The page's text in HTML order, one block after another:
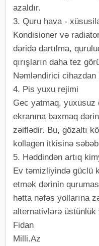
azaldır.
3. Quru hava -
Kondisioner və
dəridə dartılma,
qırışların daha tez
Nəmləndirici
4. Pis yuxu rejimi
Gec yatmaq, yuxusuz
ekranına baxmaq
zəiflədir. Bu, gözaltı
kollagen itkisinə
5. Həddindən artıq
Ev təmizliyində güclü
etmək dərinin
hətta nəfəs yollarına
alternativlərə
Fidan
Milli.Az